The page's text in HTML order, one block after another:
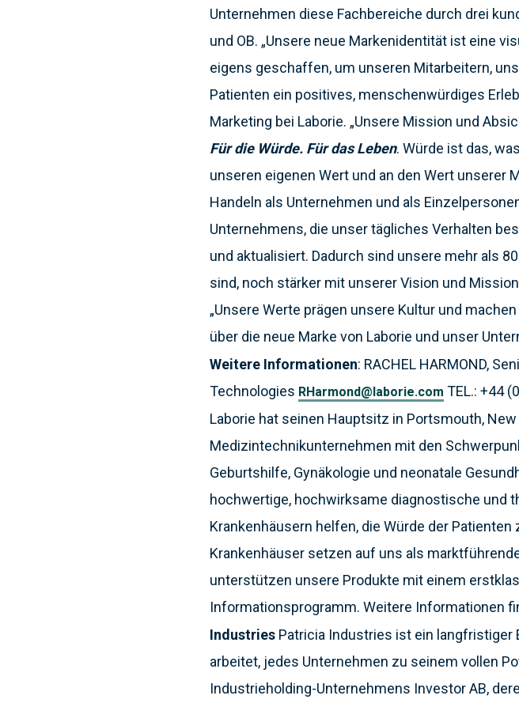
Unternehmen diese Fachbereiche durch drei
und OB. „Unsere neue Markenidentität ist eine
eigens geschaffen, um unseren Mitarbeitern,
Patienten ein positives, menschenwürdiges
Marketing bei Laborie. „Unsere Mission und
Für die Würde. Für das Leben. Würde ist das,
unseren eigenen Wert und an den Wert
Handeln als Unternehmen und als
Unternehmens, die unser tägliches Verhalten
und aktualisiert. Dadurch sind unsere mehr als
sind, noch stärker mit unserer Vision und
„Unsere Werte prägen unsere Kultur und
über die neue Marke von Laborie und unser
Weitere Informationen: RACHEL HARMOND,
Technologies RHarmond@laborie.com TEL.: +44
Laborie hat seinen Hauptsitz in Portsmouth,
Medizintechnikunternehmen mit den
Geburtshilfe, Gynäkologie und neonatale
hochwertige, hochwirksame diagnostische und
Krankenhäusern helfen, die Würde der
Krankenhäuser setzen auf uns als
unterstützen unsere Produkte mit einem
Informationsprogramm. Weitere Informationen
Industries Patricia Industries ist ein langfristiger
arbeitet, jedes Unternehmen zu seinem vollen
Industrieholding-Unternehmens Investor AB,